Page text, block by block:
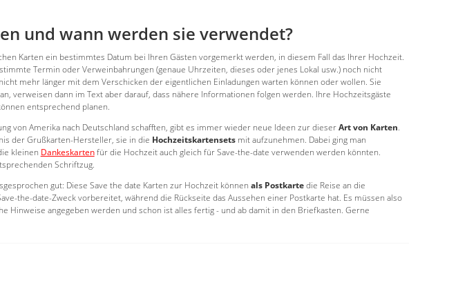
und wann werden sie verwendet?
Karten ein bestimmtes Datum bei Ihren Gästen vorgemerkt werden, in diesem Fall das Ihrer Hochzeit.
Termin oder Verweinbahrungen (genaue Uhrzeiten, dieses oder jenes Lokal usw.) noch nicht
mehr länger mit dem Verschicken der eigentlichen Einladungen warten können oder wollen. Sie
verweisen dann im Text aber darauf, dass nähere Informationen folgen werden. Ihre Hochzeitsgäste
entsprechend planen.
von Amerika nach Deutschland schafften, gibt es immer wieder neue Ideen zur dieserArt von Karten.
der Grußkarten-Hersteller, sie in die Hochzeitskartensetsmit aufzunehmen. Dabei ging man
kleinen Dankeskartenfür die Hochzeit auch gleich für Save-the-date verwenden werden könnten.
Schriftzug.
gut: Diese Save the date Karten zur Hochzeit können als Postkartedie Reise an die
the-date-Zweck vorbereitet, während die Rückseite das Aussehen einer Postkarte hat. Es müssen also
Hinweise angegeben werden und schon ist alles fertig - und ab damit in den Briefkasten. Gerne